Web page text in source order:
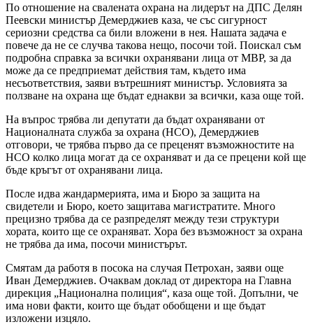
По отношение на свалената охрана на лидерът на ДПС Делян
Пеевски министър Демерджиев каза, че със сигурност
сериозни средства са били вложени в нея. Нашата задача е
повече да не се случва такова нещо, посочи той. Поискал съм
подробна справка за всички охранявани лица от МВР, за да
може да се предприемат действия там, където има
несъответствия, заяви вътрешният министър. Условията за
ползване на охрана ще бъдат еднакви за всички, каза още той.
На въпрос трябва ли депутати да бъдат охранявани от
Националната служба за охрана (НСО), Демерджиев
отговори, че трябва първо да се преценят възможностите на
НСО колко лица могат да се охраняват и да се прецени кой ще
бъде кръгът от охранявани лица.
После идва жандармерията, има и Бюро за защита на
свидетели и Бюро, което защитава магистратите. Много
прецизно трябва да се разпределят между тези структури
хората, които ще се охраняват. Хора без възможност за охрана
не трябва да има, посочи министърът.
Смятам да работя в посока на случая Петрохан, заяви още
Иван Демерджиев. Очаквам доклад от директора на Главна
дирекция „Национална полиция“, каза още той. Допълни, че
има нови факти, които ще бъдат обобщени и ще бъдат
изложени изцяло.